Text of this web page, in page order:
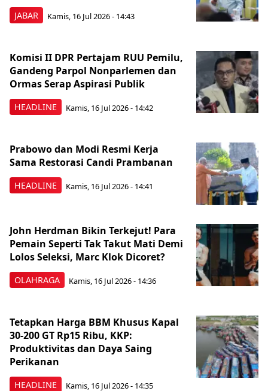
JABAR Kamis, 16 Jul 2026 - 14:43
HEADLINE
Komisi II DPR Pertajam RUU Pemilu,
Gandeng Parpol Nonparlemen dan
Ormas Serap Aspirasi Publik
Kamis, 16 Jul 2026 - 14:42
HEADLINE
Prabowo dan Modi Resmi Kerja
Sama Restorasi Candi Prambanan
Kamis, 16 Jul 2026 - 14:41
OLAHRAGA
John Herdman Bikin Terkejut! Para
Pemain Seperti Tak Takut Mati Demi
Lolos Seleksi, Marc Klok Dicoret?
Kamis, 16 Jul 2026 - 14:36
HEADLINE
Tetapkan Harga BBM Khusus Kapal
30-200 GT Rp15 Ribu, KKP:
Produktivitas dan Daya Saing
Perikanan
Kamis, 16 Jul 2026 - 14:35